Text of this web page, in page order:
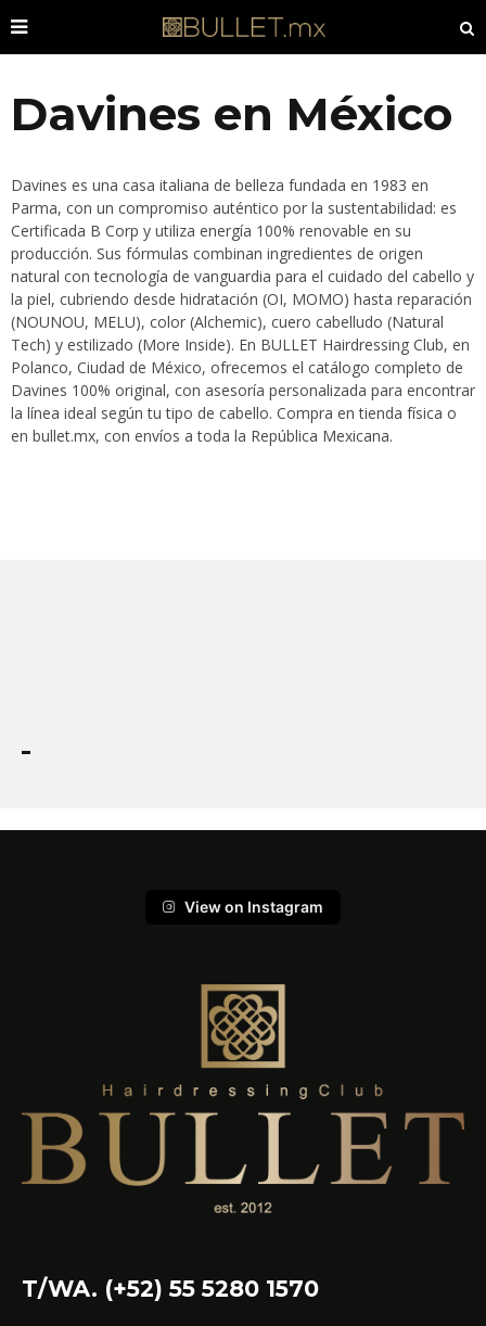
Davines en México
Davines es una casa italiana de belleza fundada en 1983 en
Parma, con un compromiso auténtico por la sustentabilidad: es
Certificada B Corp y utiliza energía 100% renovable en su
producción. Sus fórmulas combinan ingredientes de origen
natural con tecnología de vanguardia para el cuidado del cabello y
la piel, cubriendo desde hidratación (OI, MOMO) hasta reparación
(NOUNOU, MELU), color (Alchemic), cuero cabelludo (Natural
Tech) y estilizado (More Inside). En BULLET Hairdressing Club, en
Polanco, Ciudad de México, ofrecemos el catálogo completo de
Davines 100% original, con asesoría personalizada para encontrar
la línea ideal según tu tipo de cabello. Compra en tienda física o
en bullet.mx, con envíos a toda la República Mexicana.
View on Instagram
T/WA. (+52) 55 5280 1570